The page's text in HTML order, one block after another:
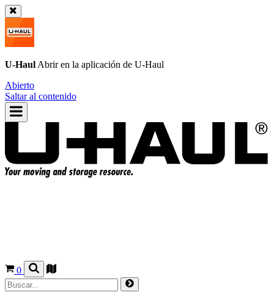
U-Haul Abrir en la aplicación de U-Haul
Abierto
Saltar al contenido
0